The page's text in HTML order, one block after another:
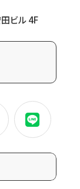
ビル 4F